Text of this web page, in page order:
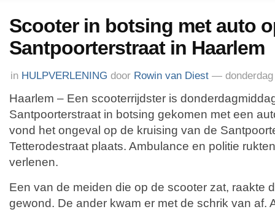
Scooter in botsing met auto
Santpoorterstraat in Haarlem
in HULPVERLENING door Rowin van Diest — donderdag
Haarlem – Een scooterrijdster is
Santpoorterstraat in botsing gekomen met een
vond het ongeval op de kruising van de
Tetterodestraat plaats. Ambulance en politie
verlenen.
Een van de meiden die op de scooter zat, raakte
gewond. De ander kwam er met de schrik van af.